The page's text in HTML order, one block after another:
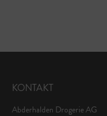
KONTAKT
Abderhalden Drogerie AG